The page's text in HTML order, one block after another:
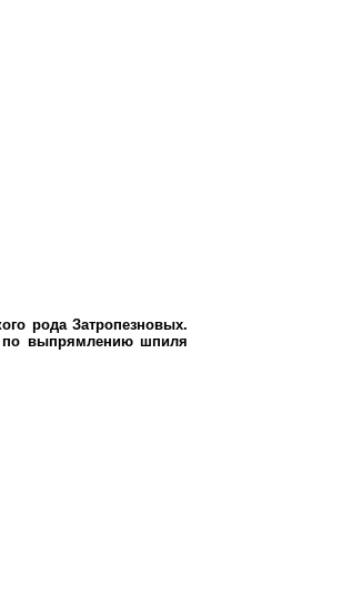
рода Затропезновых.
по выпрямлению шпиля